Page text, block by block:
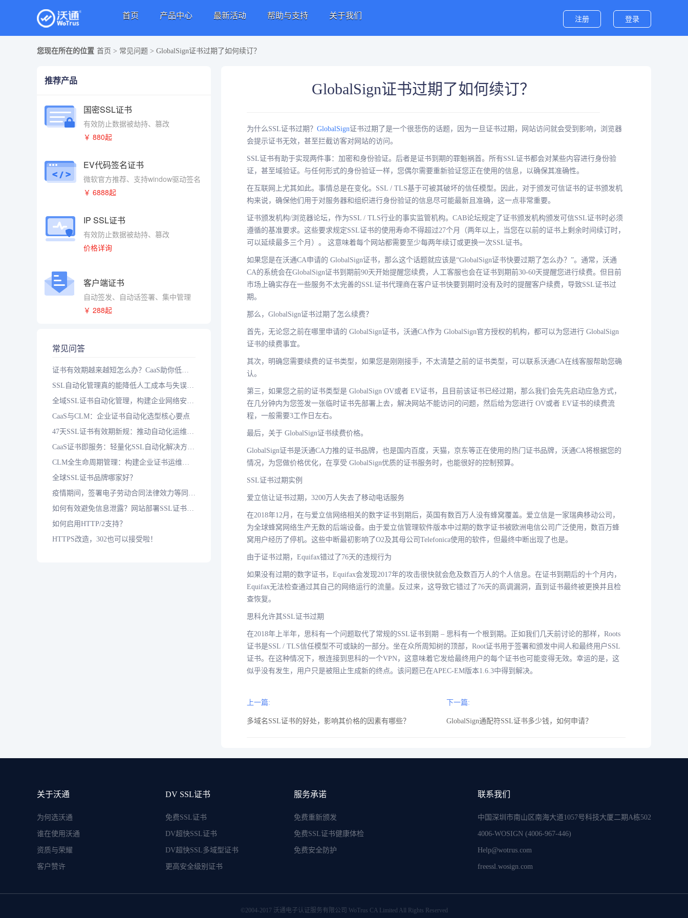
首页 产品中心 最新活动 帮助与支持 关于我们 注册 登录
您现在所在的位置 首页 > 常见问题 > GlobalSign证书过期了如何续订？
推荐产品
国密SSL证书
有效防止数据被劫持、篡改
￥ 880起
EV代码签名证书
微软官方推荐、支持window驱动签名
￥ 6888起
IP SSL证书
有效防止数据被劫持、篡改
价格详询
客户端证书
自动签发、自动话签署、集中管理
￥ 288起
常见问答
证书有效期越来越短怎么办？CaaS助你低成本实现自动化
SSL自动化管理真的能降低人工成本与失误率吗？落地三步走
全域SSL证书自动化管理，构建企业网络安全智能防护体系
CaaS与CLM：企业证书自动化选型核心要点
47天SSL证书有效期新规：推动自动化运维升级的关键一步
CaaS证书即服务：轻量化SSL自动化解决方案，应对短周期证书时代
CLM全生命周期管理：构建企业证书运维标准化防护体系
全球SSL证书品牌哪家好？
疫情期间，签署电子劳动合同法律效力等同于纸质合同吗？
如何有效避免信息泄露？网站部署SSL证书是基本保障
如何启用HTTP/2支持？
HTTPS改造，302也可以接受啦！
GlobalSign证书过期了如何续订？
为什么SSL证书过期？ GlobalSign证书过期了是一个很悲伤的话题，因为一旦证书过期，网站访问就会受到影响，浏览器
会提示证书无效，甚至拦截访客对网站的访问。
SSL证书有助于实现两件事：加密和身份验证。后者是证书到期的罪魁祸首。所有SSL证书都会对某些内容进行身份验
证，甚至域验证。与任何形式的身份验证一样，您偶尔需要重新验证您正在使用的信息，以确保其准确性。
在互联网上尤其如此。事情总是在变化。SSL / TLS基于可被其破坏的信任模型。因此，对于颁发可信证书的证书颁发机
构来说，确保他们用于对服务器和组织进行身份验证的信息尽可能最新且准确，这一点非常重要。
证书颁发机构/浏览器论坛，作为SSL / TLS行业的事实监管机构。CAB论坛规定了证书颁发机构颁发可信SSL证书时必须
遵循的基准要求。这些要求规定SSL证书的使用寿命不得超过27个月（两年以上，当您在以前的证书上剩余时间续订时，
可以延续最多三个月）。 这意味着每个网站都需要至少每两年续订或更换一次SSL证书。
如果您是在沃通CA申请的 GlobalSign证书，那么这个话题就应该是“GlobalSign证书快要过期了怎么办？”。通常，沃通
CA的系统会在GlobalSign证书到期前90天开始提醒您续费，人工客服也会在证书到期前30-60天提醒您进行续费。但目前
市场上确实存在一些服务不太完善的SSL证书代理商在客户证书快要到期时没有及时的提醒客户续费，导致SSL证书过
期。
那么，GlobalSign证书过期了怎么续费？
首先，无论您之前在哪里申请的 GlobalSign证书，沃通CA作为 GlobalSign官方授权的机构，都可以为您进行 GlobalSign
证书的续费事宜。
其次，明确您需要续费的证书类型，如果您是刚刚接手，不太清楚之前的证书类型，可以联系沃通CA在线客服帮助您确
认。
第三，如果您之前的证书类型是 GlobalSign OV或者 EV证书，且目前该证书已经过期，那么我们会先先启动应急方式，
在几分钟内为您签发一张临时证书先部署上去，解决网站不能访问的问题，然后给为您进行 OV或者 EV证书的续费流
程，一般需要3工作日左右。
最后，关于 GlobalSign证书续费价格。
GlobalSign证书是沃通CA力推的证书品牌，也是国内百度，天猫，京东等正在使用的热门证书品牌，沃通CA将根据您的
情况，为您做价格优化，在享受 GlobalSign优质的证书服务时，也能很好的控制预算。
SSL证书过期实例
爱立信让证书过期，3200万人失去了移动电话服务
在2018年12月，在与爱立信网络相关的数字证书到期后，英国有数百万人没有蜂窝覆盖。爱立信是一家瑞典移动公司，
为全球蜂窝网络生产无数的后端设备。由于爱立信管理软件版本中过期的数字证书被欧洲电信公司广泛使用，数百万蜂
窝用户经历了停机。这些中断最初影响了O2及其母公司Telefonica使用的软件，但最终中断出现了也是。
由于证书过期，Equifax错过了76天的违规行为
如果没有过期的数字证书，Equifax会发现2017年的攻击很快就会危及数百万人的个人信息。在证书到期后的十个月内，
Equifax无法检查通过其自己的网络运行的流量。反过来，这导致它错过了76天的高调漏洞，直到证书最终被更换并且检
查恢复。
思科允许其SSL证书过期
在2018年上半年，思科有一个问题取代了常规的SSL证书到期 – 思科有一个根到期。正如我们几天前讨论的那样，Roots
证书是SSL / TLS信任模型不可或缺的一部分。坐在众所周知树的顶部，Root证书用于签署和颁发中间人和最终用户SSL
证书。在这种情况下，根连接到思科的一个VPN，这意味着它发给最终用户的每个证书也可能变得无效。幸运的是，这
似乎没有发生，用户只是被阻止生成新的终点。该问题已在APEC-EM版本1.6.3中得到解决。
上一篇:
多域名SSL证书的好处，影响其价格的因素有哪些？
下一篇:
GlobalSign通配符SSL证书多少钱，如何申请？
关于沃通
为何选沃通
谁在使用沃通
资质与荣耀
客户赞许
DV SSL证书
免费SSL证书
DV超快SSL证书
DV超快SSL多域型证书
更高安全级别证书
服务承诺
免费重新颁发
免费SSL证书健康体检
免费安全防护
联系我们
中国深圳市南山区南海大道1057号科技大厦二期A栋502
4006-WOSIGN (4006-967-446)
Help@wotrus.com
freessl.wosign.com
©2004-2017 沃通电子认证服务有限公司 WoTrus CA Limited All Rights Reserved